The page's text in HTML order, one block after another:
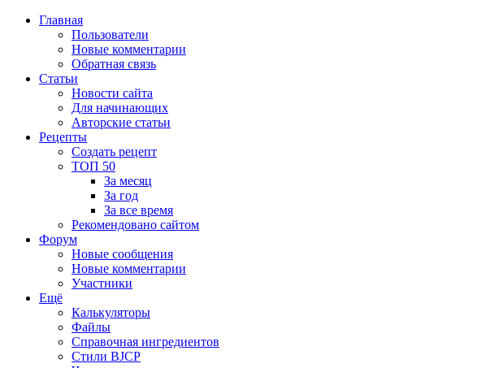
Главная
Пользователи
Новые комментарии
Обратная связь
Статьи
Новости сайта
Для начинающих
Авторские статьи
Рецепты
Создать рецепт
ТОП 50
За месяц
За год
За все время
Рекомендовано сайтом
Форум
Новые сообщения
Новые комментарии
Участники
Ещё
Калькуляторы
Файлы
Справочная ингредиентов
Стили BJCP